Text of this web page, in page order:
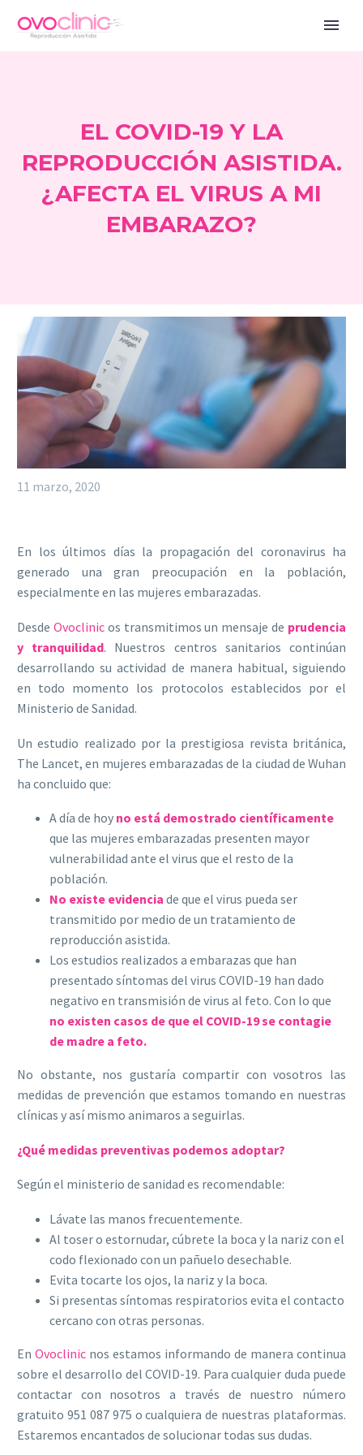
EL COVID-19 Y LA
REPRODUCCIÓN ASISTIDA.
¿AFECTA EL VIRUS A MI
EMBARAZO?
11 marzo, 2020
En los últimos días la propagación del coronavirus ha
generado una gran preocupación en la población,
especialmente en las mujeres embarazadas.
Desde Ovoclinicos transmitimos un mensaje de prudencia
y tranquilidad. Nuestros centros sanitarios continúan
desarrollando su actividad de manera habitual, siguiendo
en todo momento los protocolos establecidos por el
Ministerio de Sanidad.
Un estudio realizado por la prestigiosa revista británica,
The Lancet, en mujeres embarazadas de la ciudad de Wuhan
ha concluido que:
A día de hoy no está demostrado científicamente
que las mujeres embarazadas presenten mayor
vulnerabilidad ante el virus que el resto de la
población.
No existe evidencia de que el virus pueda ser
transmitido por medio de un tratamiento de
reproducción asistida.
Los estudios realizados a embarazas que han
presentado síntomas del virus COVID-19 han dado
negativo en transmisión de virus al feto. Con lo que
no existen casos de que el COVID-19 se contagie
de madre a feto.
No obstante, nos gustaría compartir con vosotros las
medidas de prevención que estamos tomando en nuestras
clínicas y así mismo animaros a seguirlas.
¿Qué medidas preventivas podemos adoptar?
Según el ministerio de sanidad es recomendable:
Lávate las manos frecuentemente.
Al toser o estornudar, cúbrete la boca y la nariz con el
codo flexionado con un pañuelo desechable.
Evita tocarte los ojos, la nariz y la boca.
Si presentas síntomas respiratorios evita el contacto
cercano con otras personas.
En Ovoclinic nos estamos informando de manera continua
sobre el desarrollo del COVID-19. Para cualquier duda puede
contactar con nosotros a través de nuestro número
gratuito 951 087 975 o cualquiera de nuestras plataformas.
Estaremos encantados de solucionar todas sus dudas.